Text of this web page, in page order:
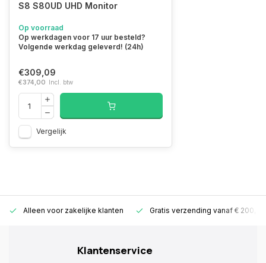
S8 S80UD UHD Monitor
Op voorraad
Op werkdagen voor 17 uur besteld?
Volgende werkdag geleverd! (24h)
€309,09
€374,00 Incl. btw
Vergelijk
Alleen voor zakelijke klanten Gratis verzending vanaf € 200,-
Klantenservice